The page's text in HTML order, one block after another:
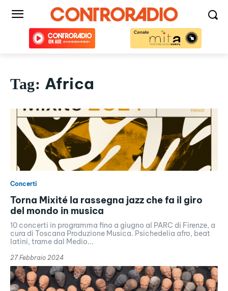
Tag: Africa
Concerti
Torna Mixité la rassegna jazz che fa il giro
del mondo in musica
10 concerti in programma fino a giugno al PARC di Firenze, a
cura di Toscana Produzione Musica. Psichedelia afro, beat
latini, trame dal Medio...
27 Febbraio 2024